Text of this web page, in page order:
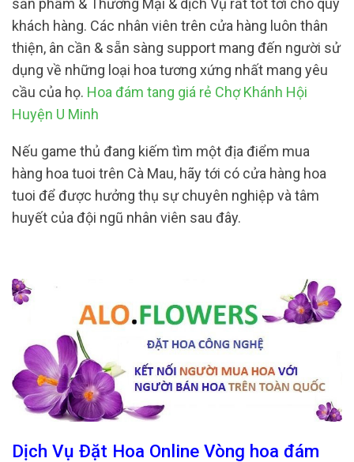
khách hàng. Các nhân viên trên cửa hàng luôn thân
thiện, ân cần & sẵn sàng support mang đến người sử
dụng về những loại hoa tương xứng nhất mang yêu
cầu của họ. Hoa đám tang giá rẻ Chợ Khánh Hội
Huyện U Minh
Nếu game thủ đang kiếm tìm một địa điểm mua
hàng hoa tuoi trên Cà Mau, hãy tới có cửa hàng hoa
tuoi để được hưởng thụ sự chuyên nghiệp và tâm
huyết của đội ngũ nhân viên sau đây.
Dịch Vụ Đặt Hoa Online Vòng hoa đám